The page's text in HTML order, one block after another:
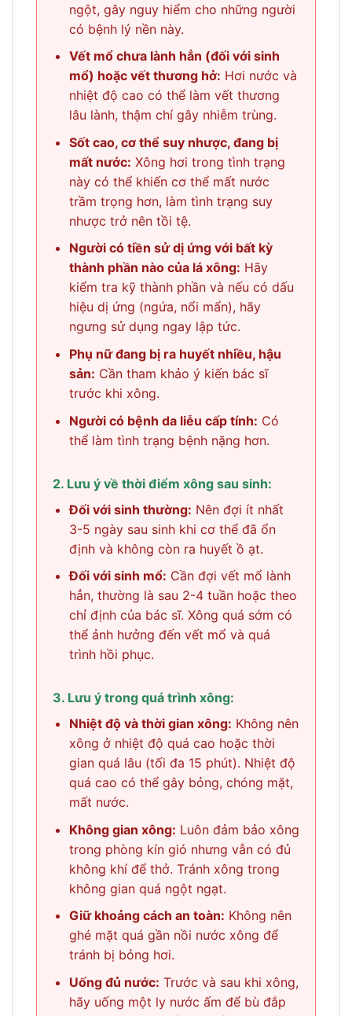
ngột, gây nguy hiểm cho những người
có bệnh lý nền này.
Vết mổ chưa lành hẳn (đối với sinh
mổ) hoặc vết thương hở: Hơi nước và
nhiệt độ cao có thể làm vết thương
lâu lành, thậm chí gây nhiễm trùng.
Sốt cao, cơ thể suy nhược, đang bị
mất nước: Xông hơi trong tình trạng
này có thể khiến cơ thể mất nước
trầm trọng hơn, làm tình trạng suy
nhược trở nên tồi tệ.
Người có tiền sử dị ứng với bất kỳ
thành phần nào của lá xông: Hãy
kiểm tra kỹ thành phần và nếu có dấu
hiệu dị ứng (ngứa, nổi mẩn), hãy
ngưng sử dụng ngay lập tức.
Phụ nữ đang bị ra huyết nhiều, hậu
sản: Cần tham khảo ý kiến bác sĩ
trước khi xông.
Người có bệnh da liễu cấp tính: Có
thể làm tình trạng bệnh nặng hơn.
2. Lưu ý về thời điểm xông sau sinh:
Đối với sinh thường: Nên đợi ít nhất
3-5 ngày sau sinh khi cơ thể đã ổn
định và không còn ra huyết ồ ạt.
Đối với sinh mổ: Cần đợi vết mổ lành
hẳn, thường là sau 2-4 tuần hoặc theo
chỉ định của bác sĩ. Xông quá sớm có
thể ảnh hưởng đến vết mổ và quá
trình hồi phục.
3. Lưu ý trong quá trình xông:
Nhiệt độ và thời gian xông: Không nên
xông ở nhiệt độ quá cao hoặc thời
gian quá lâu (tối đa 15 phút). Nhiệt độ
quá cao có thể gây bỏng, chóng mặt,
mất nước.
Không gian xông: Luôn đảm bảo xông
trong phòng kín gió nhưng vẫn có đủ
không khí để thở. Tránh xông trong
không gian quá ngột ngạt.
Giữ khoảng cách an toàn: Không nên
ghé mặt quá gần nồi nước xông để
tránh bị bỏng hơi.
Uống đủ nước: Trước và sau khi xông,
hãy uống một ly nước ấm để bù đắp